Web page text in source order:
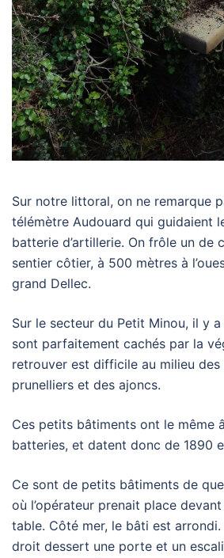
Sur notre littoral, on ne remarque
télémètre Audouard qui guidaient
batterie d’artillerie. On frôle un de
sentier côtier, à 500 mètres à
grand Dellec.
Sur le secteur du Petit Minou, il y
sont parfaitement cachés par la
retrouver est difficile au milieu des
prunelliers et des ajoncs.
Ces petits bâtiments ont le même
batteries, et datent donc de 1890
Ce sont de petits bâtiments de
où l’opérateur prenait place
table. Côté mer, le bâti est arrondi.
droit dessert une porte et un